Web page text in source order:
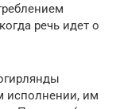
речь идет о
исполнении, им